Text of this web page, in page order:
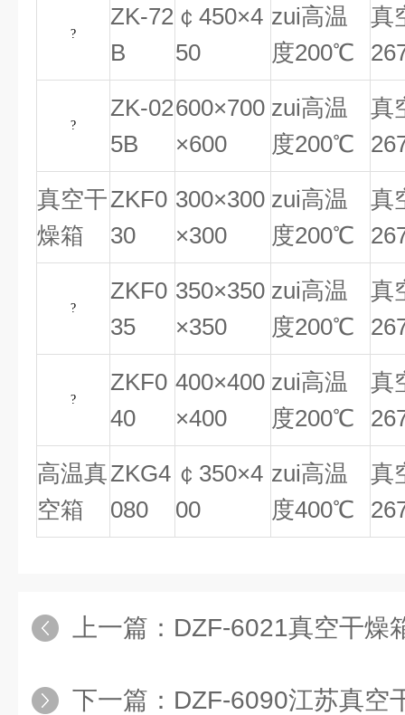
?
ZK-72
B
￠450×4
50
zui高温
度200℃
真
?
ZK-02
5B
600×700
×600
zui高温
度200℃
真
真空干
燥箱
ZKF0
30
300×300
×300
zui高温
度200℃
真
?
ZKF0
35
350×350
×350
zui高温
度200℃
真
?
ZKF0
40
400×400
×400
zui高温
度200℃
真
高温真
空箱
ZKG4
080
￠350×4
00
zui高温
度400℃
真
上一篇： DZF-6021真空干燥
下一篇： DZF-6090江苏真空